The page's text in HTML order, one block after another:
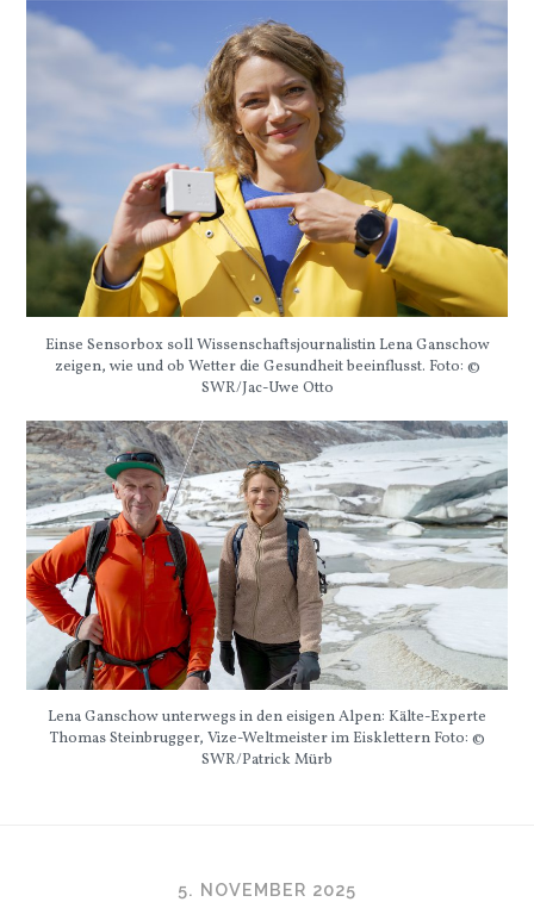
Einse Sensorbox soll Wissenschaftsjournalistin Lena Ganschow
zeigen, wie und ob Wetter die Gesundheit beeinflusst. Foto: ©
SWR/Jac-Uwe Otto
Lena Ganschow unterwegs in den eisigen Alpen: Kälte-Experte
Thomas Steinbrugger, Vize-Weltmeister im Eisklettern Foto: ©
SWR/Patrick Mürb
5. NOVEMBER 2025